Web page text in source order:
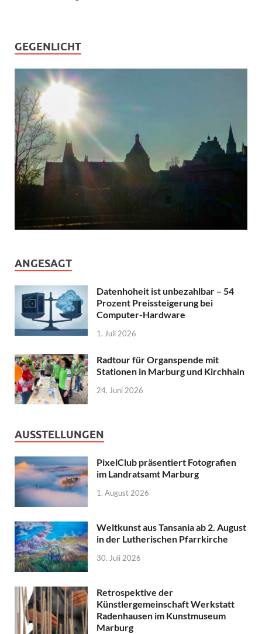
GEGENLICHT
ANGESAGT
Datenhoheit ist unbezahlbar – 54
Prozent Preissteigerung bei
Computer-Hardware
1. Juli 2026
Radtour für Organspende mit
Stationen in Marburg und Kirchhain
24. Juni 2026
AUSSTELLUNGEN
PixelClub präsentiert Fotografien
im Landratsamt Marburg
1. August 2026
Weltkunst aus Tansania ab 2. August
in der Lutherischen Pfarrkirche
30. Juli 2026
Retrospektive der
Künstlergemeinschaft Werkstatt
Radenhausen im Kunstmuseum
Marburg